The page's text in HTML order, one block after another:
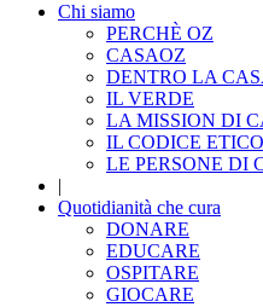
Chi siamo
PERCHÈ OZ
CASAOZ
DENTRO LA
IL VERDE
LA MISSION DI
IL CODICE
LE PERSONE DI
|
Quotidianità che cura
DONARE
EDUCARE
OSPITARE
GIOCARE